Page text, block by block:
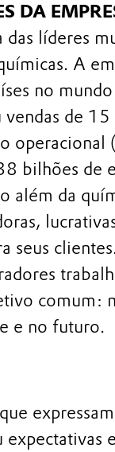
DA
líderes
A
no
de 15
operacional
bilhões de
além da
seus
comum:
e no futuro.
expectativas